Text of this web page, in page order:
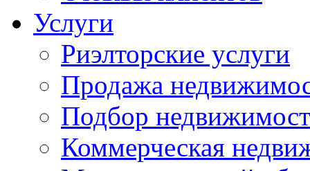
Услуги
Риэлторские услуги
Продажа
Подбор
Коммерческая